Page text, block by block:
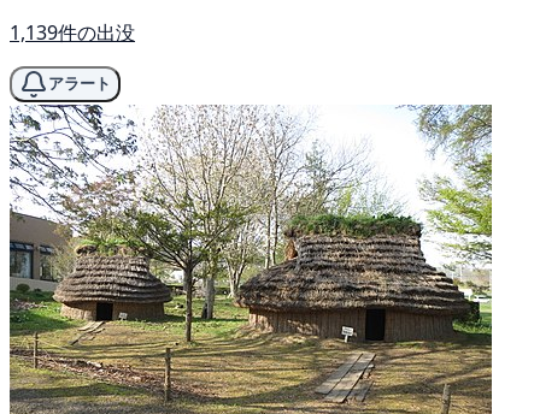
1,139件の出没
アラート